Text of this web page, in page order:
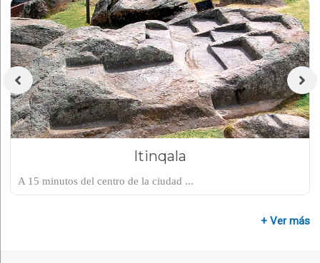
Itinqala
A 15 minutos del centro de la ciudad ...
+ Ver más